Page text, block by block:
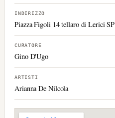
INDIRIZZO
Piazza Figoli 14 tellaro di Lerici SP
CURATORE
Gino D'Ugo
ARTISTI
Arianna De Nilcola